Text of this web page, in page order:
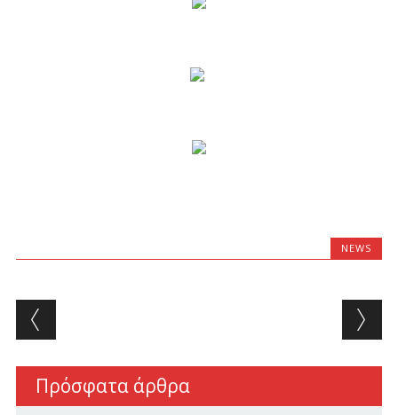
NEWS
Post navigation
Πρόσφατα άρθρα